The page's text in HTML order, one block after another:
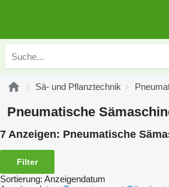
Sä- und Pflanztechnik
Pneumatische
7 Anzeigen: Pneumatische
Filter
Sortierung: Anzeigendatum